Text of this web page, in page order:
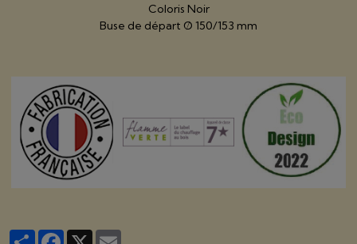
Coloris Noir
Buse de départ Ø 150/153 mm
PartagerFacebook
X